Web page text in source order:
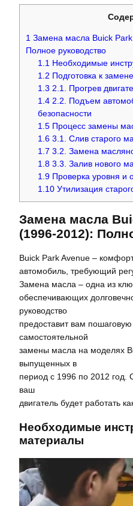
1 Замена масла Buick
Полное руководство
1.1 Необходимые
1.2 Подготовка к
1.3 2.1. Прогрев
1.4 2.2. Подъем
безопасности
1.5 Процесс замены
1.6 3.1. Слив старого
1.7 3.2. Замена
1.8 3.3. Залив нового
1.9 Проверка уровня и
1.10 Утилизация
Замена масла
(1996-2012):
Buick Park Avenue –
автомобиль, требующий
Замена масла – одна из
обеспечивающих
руководство
предоставит вам
самостоятельной
замены масла на моделях
выпущенных в
период с 1996 по 2012 год.
ваш
двигатель будет работать
Необходимые
материалы